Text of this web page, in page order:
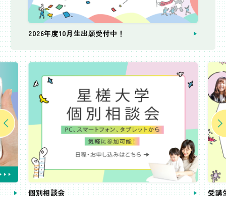
2026年度10月生出願受付中！
個別相談会 受講